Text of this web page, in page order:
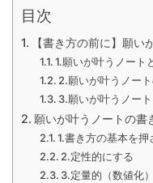
目次
【書き方の前に】願い
1.願いが叶うノート
2.願いが叶うノー
3.願いが叶うノー
願いが叶うノートの書
1.書き方の基本を押
2.定性的にする
3.定量的（数値化